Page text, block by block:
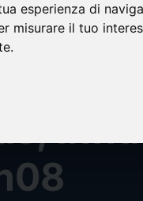
esperienza di
misurare il tuo
.